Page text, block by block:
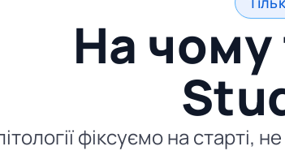
На чому
фіксуємо на